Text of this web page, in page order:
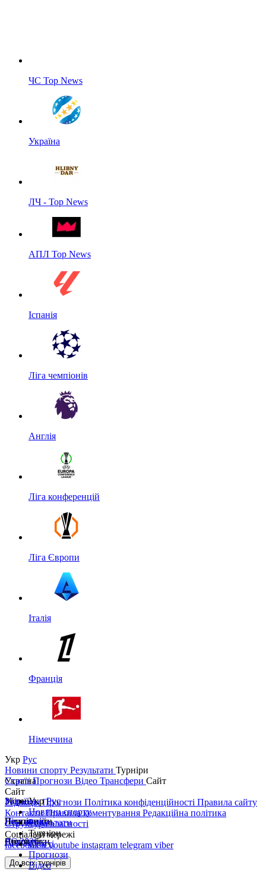
ЧС Top News
Україна
ЛЧ - Top News
АПЛ Top News
Іспанія
Ліга чемпіонів
Англія
Ліга конференцій
Ліга Європи
Італія
Франція
Німеччина
Укр Рус
Новини спорту Результати Турніри
Україна
Україна
Перша ліга
Друга ліга
Кубок України
Збірні
Ліга націй
ЧС 2026
Чемпіонати
Англія
Іспанія
Єврокубки
Ліга чемпіонів
До всіх турнірів
СтаттіПрогнози Відео Трансфери Сайт
Сайт
РедакціяПрогнози Політика конфіденційності Правила сайту
КонтактиПравила коментування Редакційна політика
Структура власності
Соціальні мережі
facebookxyoutube instagram telegram viber
УкрРус
Новини спорту
Результати
Турніри
Статті
Прогнози
Відео